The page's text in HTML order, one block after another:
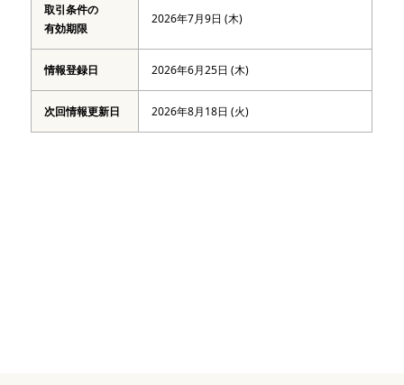
取引条件の
有効期限
2026年7月9日 (木)
情報登録日 2026年6月25日 (木)
次回情報更新日 2026年8月18日 (火)